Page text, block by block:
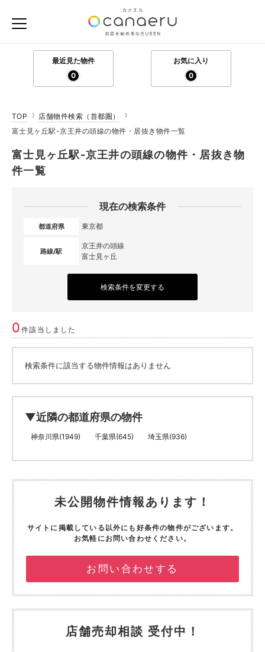
最近見た物件
0
お気に入り
0
TOP
店舗物件検索（首都圏）
富士見ヶ丘駅-京王井の頭線の物件・居抜き物件一覧
富士見ヶ丘駅-京王井の頭線の物件・居抜き物
件一覧
現在の検索条件
都道府県 東京都
路線/駅
京王井の頭線
富士見ヶ丘
検索条件を変更する
0件該当しました
検索条件に該当する物件情報はありません
▼近隣の都道府県の物件
神奈川県(1949) 千葉県(645) 埼玉県(936)
未公開物件情報あります！
サイトに掲載している以外にも好条件の物件がございます。
お気軽にお問い合わせください。
お問い合わせする
店舗売却相談 受付中！